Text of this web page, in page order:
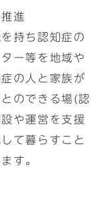
進
持ち認知症の
ー等を地域や
の人と家族が
のできる場(認
や運営を支援
て暮らすこと
す。